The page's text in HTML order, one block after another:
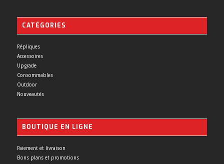
CATÉGORIES
Répliques
Accessoires
Upgrade
Consommables
Outdoor
Nouveautés
BOUTIQUE EN LIGNE
Paiement et livraison
Bons plans et promotions